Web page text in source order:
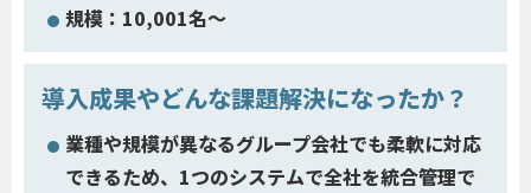
規模：10,001名～
導入成果やどんな課題解決になったか？
業種や規模が異なるグループ会社でも柔軟に対応
できるため、1つのシステムで全社を統合管理で